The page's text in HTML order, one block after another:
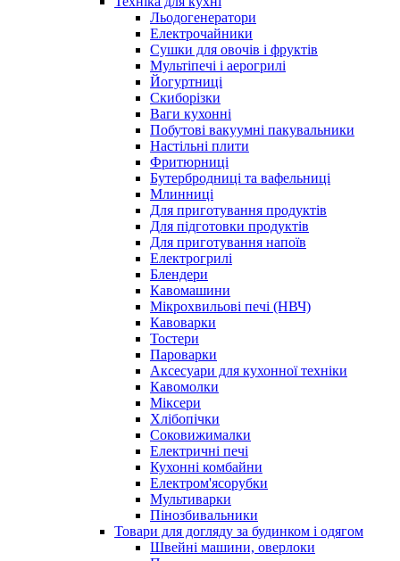
Льодогенератори
Електрочайники
Сушки для овочів і фруктів
Мультіпечі і аерогрилі
Йогуртниці
Скиборізки
Ваги кухонні
Побутові вакуумні пакувальники
Настільні плити
Фритюрниці
Бутербродниці та вафельниці
Млинниці
Для приготування продуктів
Для підготовки продуктів
Для приготування напоїв
Електрогрилі
Блендери
Кавомашини
Мікрохвильові печі (НВЧ)
Кавоварки
Тостери
Пароварки
Аксесуари для кухонної техніки
Кавомолки
Міксери
Хлібопічки
Соковижималки
Електричні печі
Кухонні комбайни
Електром'ясорубки
Мультиварки
Пінозбивальники
Товари для догляду за будинком і одягом
Швейні машини, оверлоки